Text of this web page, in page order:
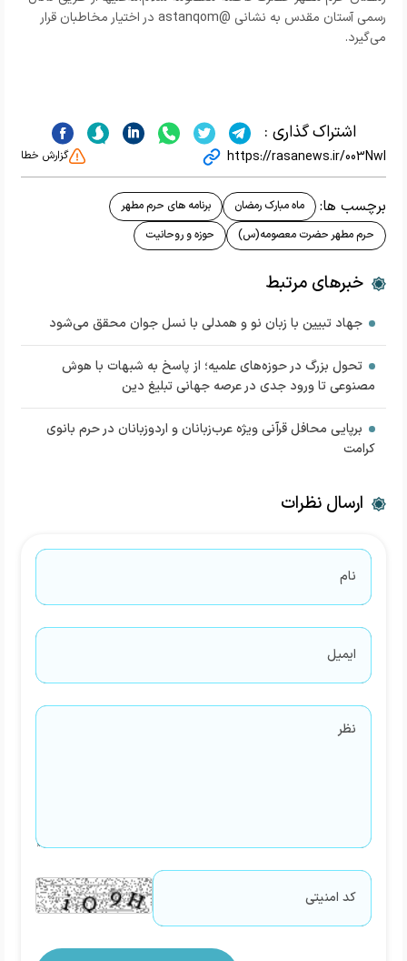
رسمی آستان مقدس به نشانی @astanqom در اختیار مخاطبان قرار
می‌گیرد.
اشتراک گذاری :
https://rasanews.ir/003NwI گزارش خطا
برچسب ها: ماه مبارک رمضان
برنامه های حرم مطهر
حرم مطهر حضرت معصومه(س)
حوزه و روحانیت
خبرهای مرتبط
جهاد تبیین با زبان نو و همدلی با نسل جوان محقق می‌شود
تحول بزرگ در حوزه‌های علمیه؛ از پاسخ به شبهات با هوش
مصنوعی تا ورود جدی در عرصه جهانی تبلیغ دین
برپایی محافل قرآنی ویژه عرب‌زبانان و اردوزبانان در حرم بانوی
کرامت
ارسال نظرات